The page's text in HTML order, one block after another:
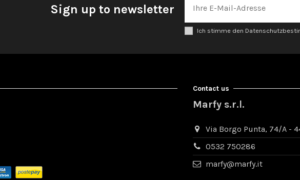
Sign up to newsletter
Ich stimme den
Contact us
Marfy s.r.l.
Via Borgo Punta, 74/A -
0532 750286
marfy@marfy.it